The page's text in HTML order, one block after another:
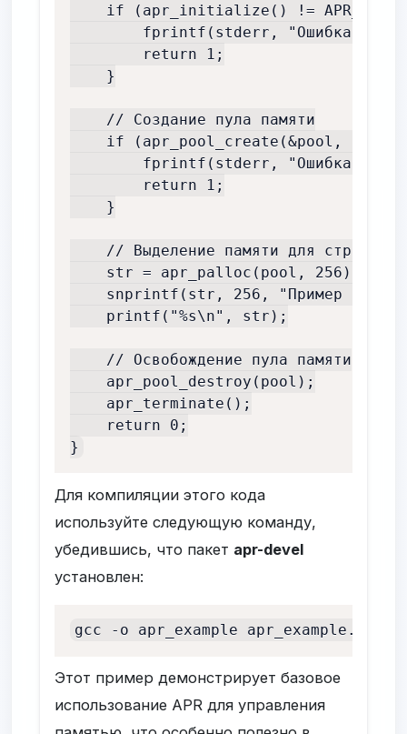
if (apr_initialize() !=
fprintf(stderr, "Ошибка
        return 1;
    }
    // Создание пула памяти
if (apr_pool_create(&pool, NULL)
fprintf(stderr, "Ошибка
        return 1;
    }
    // Выделение памяти для строки
    str = apr_palloc(pool, 256);
snprintf(str, 256, "Пример
    printf("%s\n", str);
    // Освобождение пула памяти
    apr_pool_destroy(pool);
    apr_terminate();
    return 0;
Для компиляции этого кода
используйте следующую команду,
убедившись, что пакет apr-devel
установлен:
gcc -o apr_example apr_example.c
Этот пример демонстрирует базовое
использование APR для управления